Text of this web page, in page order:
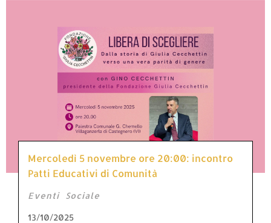
Mercoledì 5 novembre ore 20:00: incontro
Patti Educativi di Comunità
Eventi Sociale
13/10/2025